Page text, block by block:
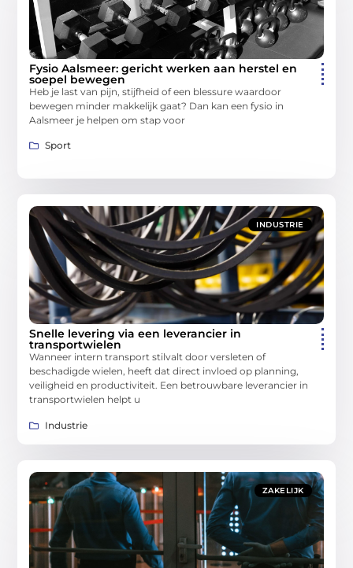
Fysio Aalsmeer: gericht werken aan herstel en
soepel bewegen
Heb je last van pijn, stijfheid of een blessure waardoor
bewegen minder makkelijk gaat? Dan kan een fysio in
Aalsmeer je helpen om stap voor
Sport
INDUSTRIE
Snelle levering via een leverancier in
transportwielen
Wanneer intern transport stilvalt door versleten of
beschadigde wielen, heeft dat direct invloed op planning,
veiligheid en productiviteit. Een betrouwbare leverancier in
transportwielen helpt u
Industrie
ZAKELIJK